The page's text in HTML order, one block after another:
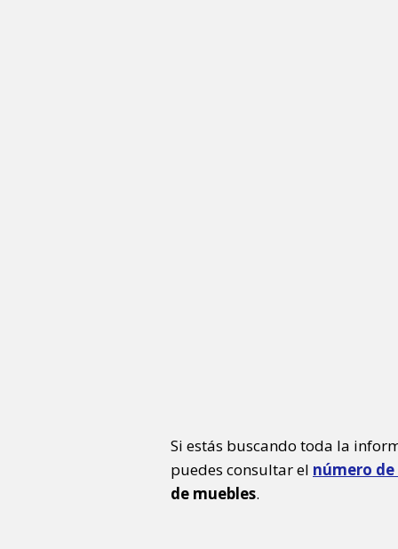
Si estás buscando toda la
puedes consultar el número
de muebles.